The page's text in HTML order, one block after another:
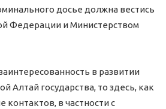
досье должна вестись
Федерации и Министерством
в развитии
Алтай государства, то здесь, как
в частности с